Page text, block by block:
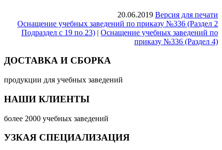
20.06.2019 Версия для печати
Оснащение учебных заведений по приказу №336 (Раздел 2
Подраздел с 19 по 23) | Оснащение учебных заведений по
приказу №336 (Раздел 4)
ДОСТАВКА И СБОРКА
продукции для учебных заведений
НАШИ КЛИЕНТЫ
более 2000 учебных заведений
УЗКАЯ СПЕЦИАЛИЗАЦИЯ